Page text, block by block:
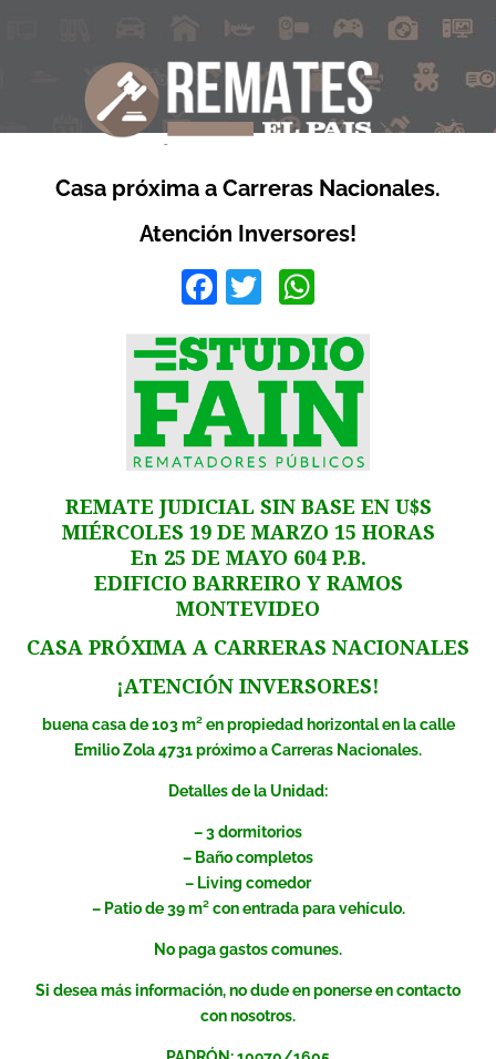
Casa próxima a Carreras Nacionales.
Atención Inversores!
Facebook
Twitter
REMATE JUDICIAL SIN BASE EN U$S
MIÉRCOLES 19 DE MARZO 15 HORAS
En 25 DE MAYO 604 P.B.
EDIFICIO BARREIRO Y RAMOS
MONTEVIDEO
CASA PRÓXIMA A CARRERAS NACIONALES
¡ATENCIÓN INVERSORES!
buena casa de 103 m² en propiedad horizontal en la calle
Emilio Zola 4731 próximo a Carreras Nacionales.
Detalles de la Unidad:
– 3 dormitorios
– Baño completos
– Living comedor
– Patio de 39 m² con entrada para vehículo.
No paga gastos comunes.
Si desea más información, no dude en ponerse en contacto
con nosotros.